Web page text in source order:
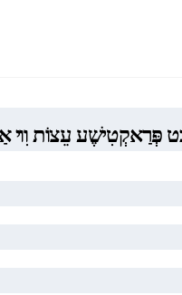
פְּרַאקְטִישֶׁע עֵצוֹת וִוי